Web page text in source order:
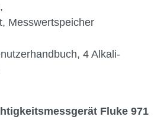
Messwertspeicher
4 Alkali-
Fluke 971